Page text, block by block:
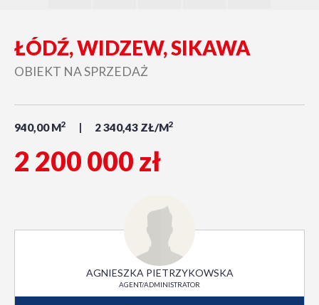
ŁÓDŹ, WIDZEW, SIKAWA
OBIEKT NA SPRZEDAŻ
940,00 M2 2 340,43 ZŁ/M2
2 200 000 zł
AGNIESZKA PIETRZYKOWSKA
AGENT/ADMINISTRATOR